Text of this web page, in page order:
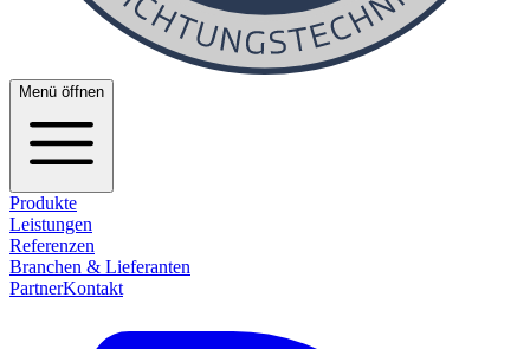
Menü öffnen
Produkte
Leistungen
Referenzen
Branchen & Lieferanten
PartnerKontakt